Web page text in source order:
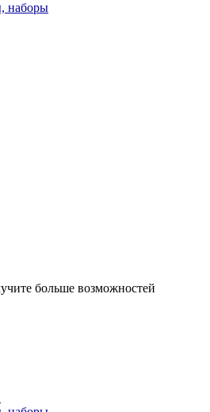
наборы
больше возможностей